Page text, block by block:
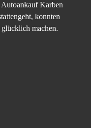
Karben
konnten
machen.